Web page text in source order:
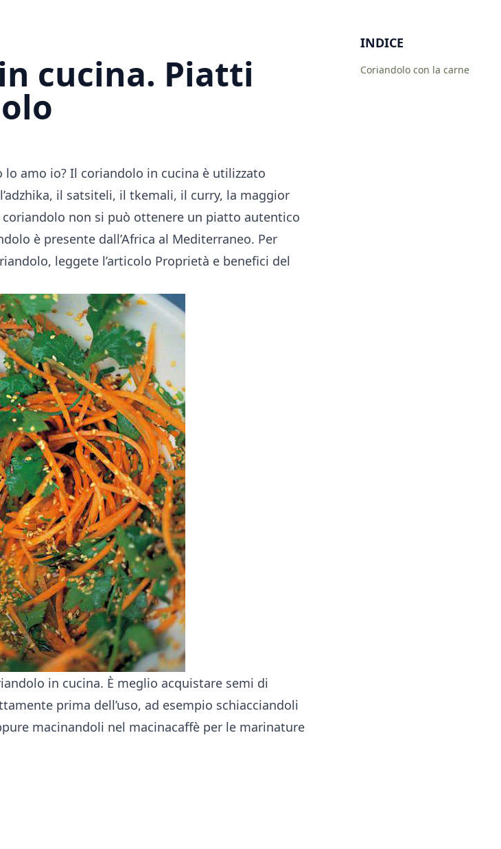
cucina. Piatti
amo io? Il coriandolo in cucina è utilizzato
il satsiteli, il tkemali, il curry, la maggior
non si può ottenere un piatto autentico
è presente dall’Africa al Mediterraneo. Per
leggete l’articolo Proprietà e benefici del
in cucina. È meglio acquistare semi di
prima dell’uso, ad esempio schiacciandoli
macinandoli nel macinacaffè per le marinature
INDICE
Coriandolo con la carne